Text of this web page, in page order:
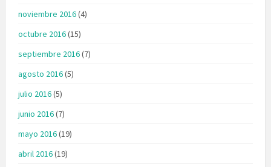
noviembre 2016(4)
octubre 2016(15)
septiembre 2016(7)
agosto 2016(5)
julio 2016(5)
junio 2016(7)
mayo 2016(19)
abril 2016(19)